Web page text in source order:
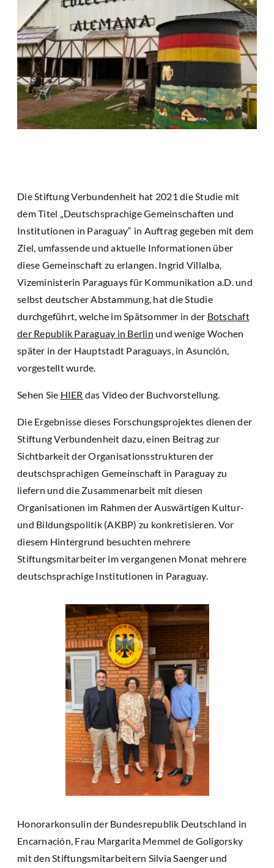
Die Stiftung Verbundenheit hat 2021 die Studie mit
dem Titel „Deutschsprachige Gemeinschaften und
Institutionen in Paraguay“ in Auftrag gegeben mit dem
Ziel, umfassende und aktuelle Informationen über
diese Gemeinschaft zu erlangen. Ingrid Villalba,
Vizeministerin Paraguays für Kommunikation a.D. und
selbst deutscher Abstammung, hat die Studie
durchgeführt, welche im Spätsommer in der Botschaft
der Republik Paraguay in Berlin und wenige Wochen
später in der Hauptstadt Paraguays, in Asunción,
vorgestellt wurde.
Sehen Sie HIER das Video der Buchvorstellung.
Die Ergebnisse dieses Forschungsprojektes dienen der
Stiftung Verbundenheit dazu, einen Beitrag zur
Sichtbarkeit der Organisationsstrukturen der
deutschsprachigen Gemeinschaft in Paraguay zu
liefern und die Zusammenarbeit mit diesen
Organisationen im Rahmen der Auswärtigen Kultur-
und Bildungspolitik (AKBP) zu konkretisieren. Vor
diesem Hintergrund besuchten mehrere
Stiftungsmitarbeiter im vergangenen Monat mehrere
deutschsprachige Institutionen in Paraguay.
Honorarkonsulin der Bundesrepublik Deutschland in
Encarnación, Frau Margarita Memmel de Goligorsky
mit den Stiftungsmitarbeitern Silvia Saenger und